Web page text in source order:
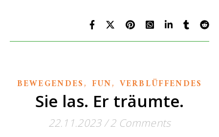
BEWEGENDES, FUN, VERBLÜFFENDES
Sie las. Er träumte.
22.11.2023/ 2 Comments